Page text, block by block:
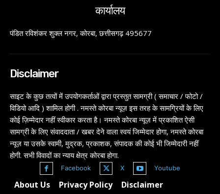
कार्यालय
पंडित रविशंकर शुक्ल नगर, कोरबा, छत्तीसगढ़ 495677
Disclaimer
साइट के कुछ तत्वों में उपयोगकर्ताओं द्वारा प्रस्तुत सामग्री ( समाचार / फोटो /
विडियो आदि ) शामिल होगी . नमस्ते कोरबा न्यूज़ इस तरह के सामग्रियों के लिए
कोई ज़िम्मेदार नहीं स्वीकार करता है। नमस्ते कोरबा न्यूज़ में प्रकाशित ऐसी
सामग्री के लिए संवाददाता / खबर देने वाला स्वयं जिम्मेदार होगा, नमस्ते कोरबा
न्यूज़ या उसके स्वामी, मुद्रक, प्रकाशक, संपादक की कोई भी जिम्मेदारी नहीं
होगी. सभी विवादों का न्याय क्षेत्र कोरबा होगा.
Facebook X Youtube
About Us Privacy Policy Disclaimer